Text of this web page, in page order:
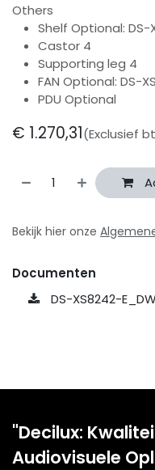
Others
Shelf Optional: DS-
Castor 4
Supporting leg 4
FAN Optional: DS-
PDU Optional
€ 1.270,31(Exclusief
Bekijk hier onze
Documenten
DS-XS8242-
"Decilux:
Audiovisuele